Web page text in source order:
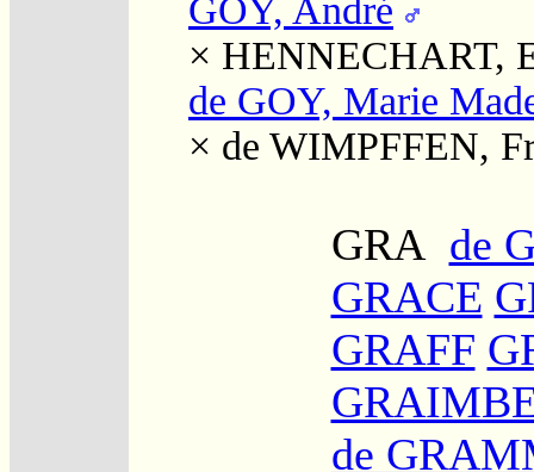
GOY, André
× HENNECHART,
de GOY, Marie
× de WIMPFFEN,
GRA de
GRACE
GRAFF
de